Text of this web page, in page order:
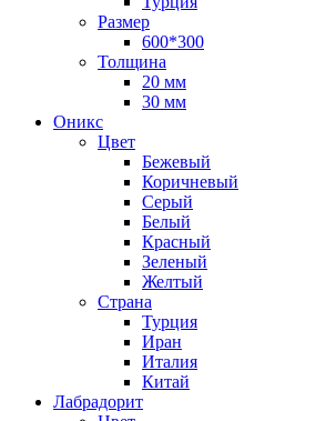
Размер
600*300
Толщина
20 мм
30 мм
Оникс
Цвет
Бежевый
Коричневый
Серый
Белый
Красный
Зеленый
Желтый
Страна
Турция
Иран
Италия
Китай
Лабрадорит